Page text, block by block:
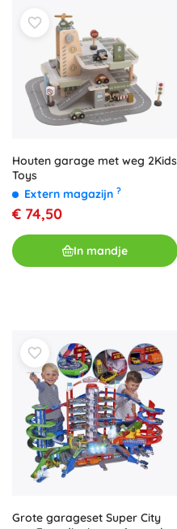
Houten garage met weg 2Kids
Toys
Extern magazijn ?
€ 74,50
In mandje
Grote garageset Super City